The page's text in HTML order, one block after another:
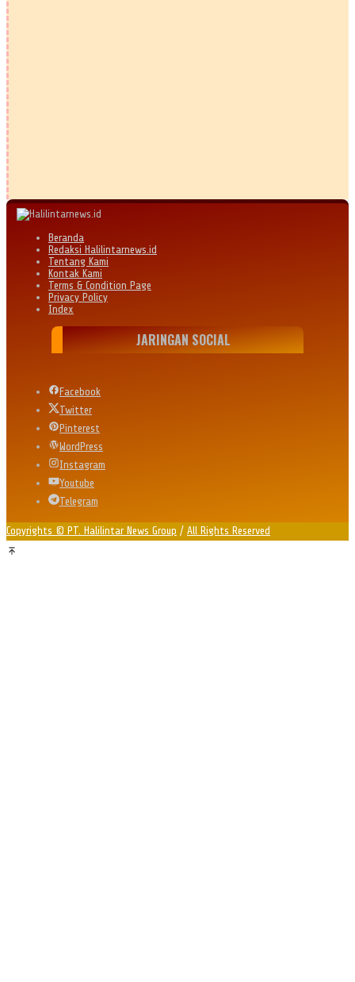
Beranda
Redaksi Halilintarnews.id
Tentang Kami
Kontak Kami
Terms & Condition Page
Privacy Policy
Index
JARINGAN SOCIAL
Facebook
Twitter
Pinterest
WordPress
Instagram
Youtube
Telegram
Copyrights © PT. Halilintar News Group / All Rights Reserved